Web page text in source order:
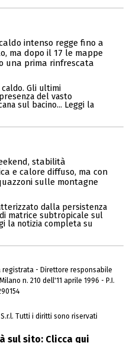
intenso regge fino a
ma dopo il 17 le mappe
una prima rinfrescata
Gli ultimi
del vasto
sul bacino... Leggi la
stabilità
e calore diffuso, ma con
sulle montagne
dalla persistenza
matrice subtropicale sul
la notizia completa su
- Direttore responsabile
n. 210 dell'11 aprile 1996 - P.I.
Tutti i diritti sono riservati
sul sito: Clicca qui